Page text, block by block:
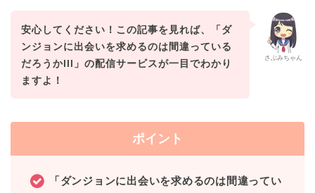
さぶみちゃん
安心してください！この記事を見れば、「ダ
ンジョンに出会いを求めるのは間違っている
だろうかlll」の配信サービスが一目でわかり
ますよ！
ポイント
「ダンジョンに出会いを求めるのは間違ってい